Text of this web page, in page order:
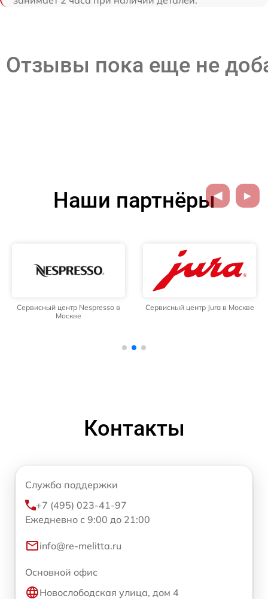
Отзывы пока еще не
Наши партнёры
Сервисный центр Nespresso в
Москве
Сервисный центр Jura в Москве
Контакты
Служба поддержки
+7 (495) 023-41-97
Ежедневно с 9:00 до 21:00
info@re-melitta.ru
Основной офис
Новослободская улица, дом 4